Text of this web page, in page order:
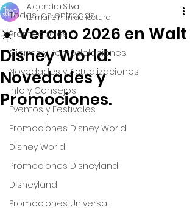
Todas las entradas
Promociones
Cierres y Remodelaciones
Novedades y Actualizaciones
Info y Consejos
Eventos y Festivales
Promociones Disney World
Disney World
Promociones Disneyland
Disneyland
Promociones Universal
☀️ Verano 2026 en Walt
Disney World:
Novedades y
Promociones.
Alejandra Silva
12 mar3 min de lectura